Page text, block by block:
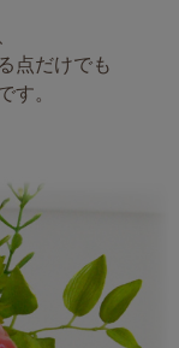
点だけでも
す。